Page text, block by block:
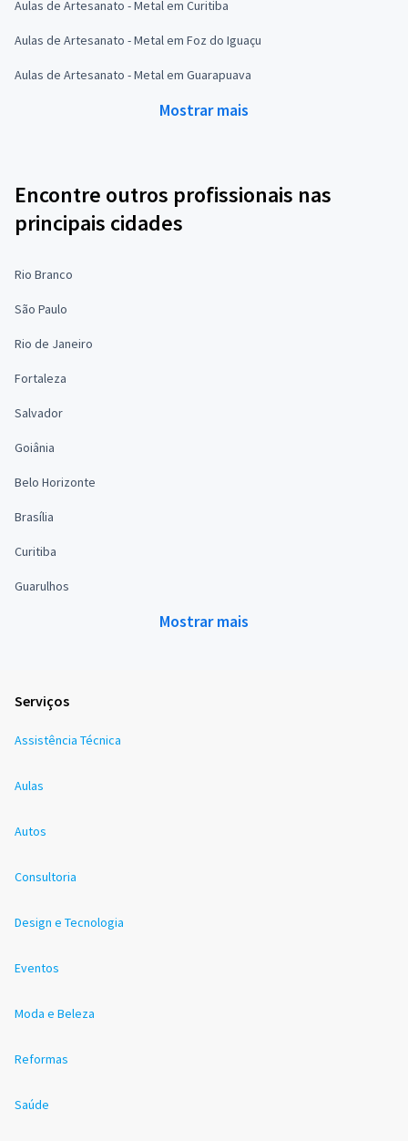
Aulas de Artesanato - Metal em Curitiba
Aulas de Artesanato - Metal em Foz do Iguaçu
Aulas de Artesanato - Metal em Guarapuava
Mostrar mais
Encontre outros profissionais nas
principais cidades
Rio Branco
São Paulo
Rio de Janeiro
Fortaleza
Salvador
Goiânia
Belo Horizonte
Brasília
Curitiba
Guarulhos
Mostrar mais
Serviços
Assistência Técnica
Aulas
Autos
Consultoria
Design e Tecnologia
Eventos
Moda e Beleza
Reformas
Saúde